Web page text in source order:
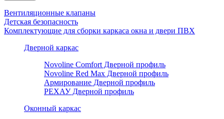
Вентиляционные клапаны
Детская безопасность
Комплектующие для сборки каркаса окна и двери ПВХ
Дверной каркас
Novoline Comfort Дверной профиль
Novoline Red Мax Дверной профиль
Армирование Дверной профиль
РЕХАУ Дверной профиль
Оконный каркас